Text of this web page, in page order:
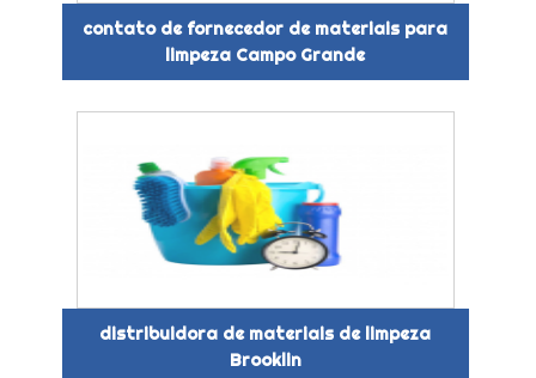
contato de fornecedor de materiais para
limpeza Campo Grande
distribuidora de materiais de limpeza
Brooklin